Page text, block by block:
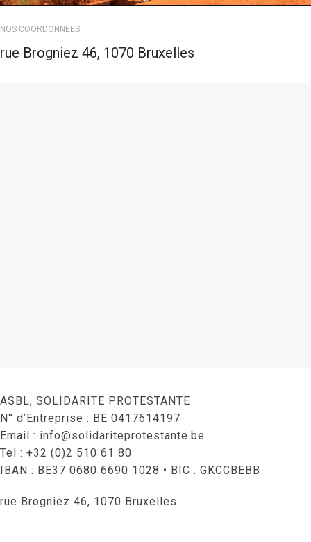
NOS COORDONNEES
rue Brogniez 46, 1070 Bruxelles
ASBL, SOLIDARITE PROTESTANTE
N° d’Entreprise : BE 0417614197
Email : info@solidariteprotestante.be
Tel : +32 (0)2 510 61 80
IBAN : BE37 0680 6690 1028 • BIC : GKCCBEBB
rue Brogniez 46, 1070 Bruxelles